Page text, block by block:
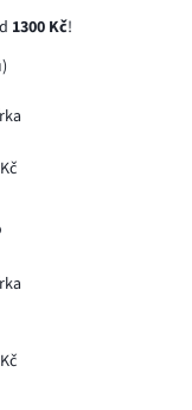
1300 Kč!